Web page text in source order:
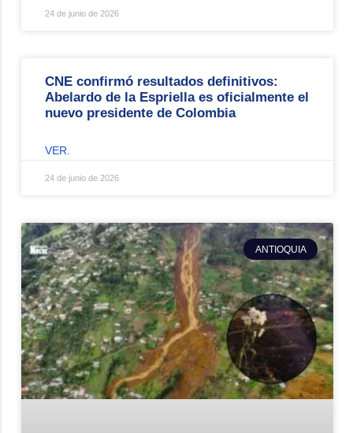
24 de junio de 2026
CNE confirmó resultados definitivos:
Abelardo de la Espriella es oficialmente el
nuevo presidente de Colombia
VER.
24 de junio de 2026
ANTIOQUIA